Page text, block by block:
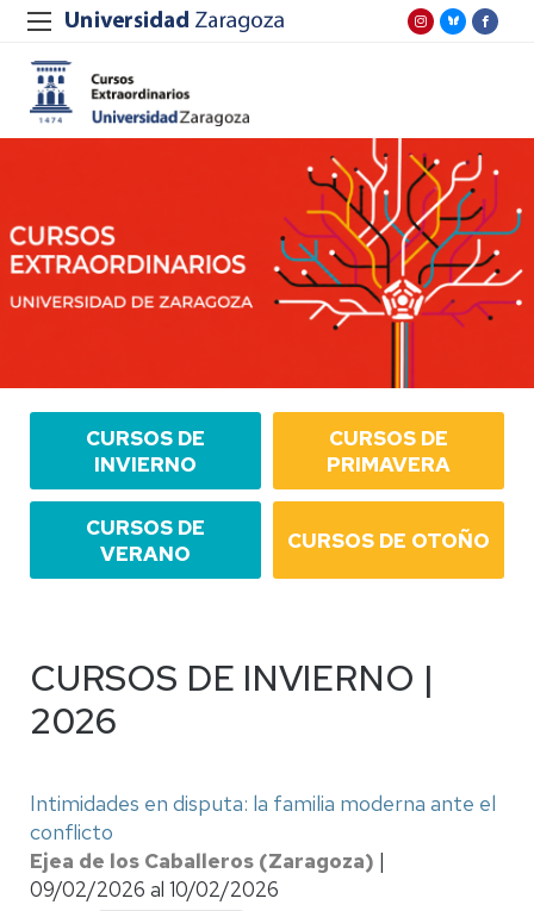
CURSOS DE
INVIERNO
CURSOS DE
PRIMAVERA
CURSOS DE
VERANO
CURSOS DE OTOÑO
CURSOS DE INVIERNO |
2026
Intimidades en disputa: la familia moderna ante el
conflicto
Ejea de los Caballeros (Zaragoza) |
09/02/2026 al 10/02/2026